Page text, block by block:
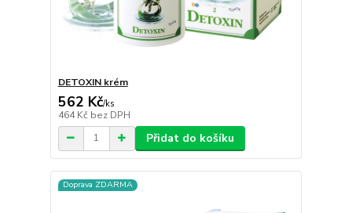
DETOXIN krém
562 Kč/ks
464 Kč bez DPH
Přidat do košíku
Doprava ZDARMA